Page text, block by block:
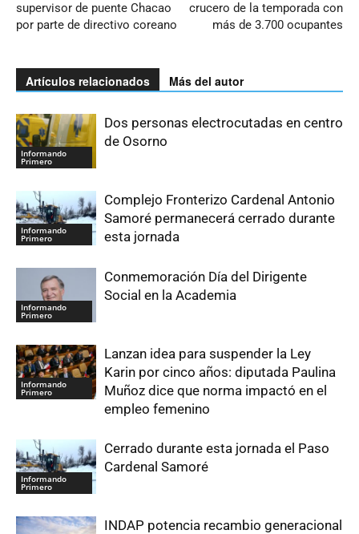
supervisor de puente Chacao
por parte de directivo coreano
crucero de la temporada con
más de 3.700 ocupantes
Artículos relacionados Más del autor
Informando
Primero
Dos personas electrocutadas en centro
de Osorno
Informando
Primero
Complejo Fronterizo Cardenal Antonio
Samoré permanecerá cerrado durante
esta jornada
Informando
Primero
Conmemoración Día del Dirigente
Social en la Academia
Informando
Primero
Lanzan idea para suspender la Ley
Karin por cinco años: diputada Paulina
Muñoz dice que norma impactó en el
empleo femenino
Informando
Primero
Cerrado durante esta jornada el Paso
Cardenal Samoré
INDAP potencia recambio generacional